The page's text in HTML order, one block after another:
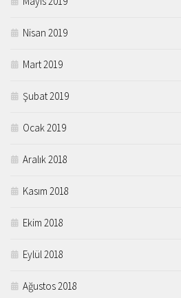
Nisan 2019
Mart 2019
Şubat 2019
Ocak 2019
Aralık 2018
Kasım 2018
Ekim 2018
Eylül 2018
Ağustos 2018